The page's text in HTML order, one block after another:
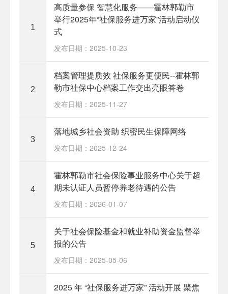
1
高质量参保 智慧化服务——霍林郭勒市
举行2025年“社保服务进万家”活动启动仪
式
发布日期：2025-10-23
2
档案管理提质效 社保服务更便民--霍林郭
勒市社保中心档案工作交出亮眼答卷
发布日期：2025-11-27
3
落地城乡社会资助 织密民生保障网络
发布日期：2025-12-24
4
霍林郭勒市社会保险事业服务中心关于超
期未认证人员暂停养老待遇的公告
发布日期：2026-01-07
5
关于社会保险基金和就业补助资金监督举
报的公告
发布日期：2025-05-06
2025 年 “社保服务进万家” 活动开展 聚焦